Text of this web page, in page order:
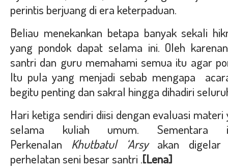
perintis berjuang di era keterpaduan.
Beliau menekankan betapa banyak sekali
yang pondok dapat selama ini. Oleh
santri dan guru memahami semua itu agar
Itu pula yang menjadi sebab mengapa
begitu penting dan sakral hingga dihadiri
Hari ketiga sendiri diisi dengan evaluasi
selama kuliah umum. Sementara
Perkenalan Khutbatul ‘Arsyakan digelar
perhelatan seni besar santri .[Lena]